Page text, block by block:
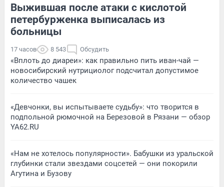
Выжившая после атаки с кислотой
петербурженка выписалась из
больницы
17 часов 8 543 Обсудить
«Вплоть до диареи»: как правильно пить иван-чай —
новосибирский нутрициолог подсчитал допустимое
количество чашек
«Девчонки, вы испытываете судьбу»: что творится в
подпольной рюмочной на Березовой в Рязани — обзор
YA62.RU
«Нам не хотелось популярности». Бабушки из уральской
глубинки стали звездами соцсетей — они покорили
Агутина и Бузову